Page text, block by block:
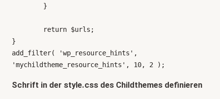
}
add_filter( 'wp_resource_hints',
'mychildtheme_resource_hints', 10, 2 );
Schrift in der style.css des Childthemes definieren